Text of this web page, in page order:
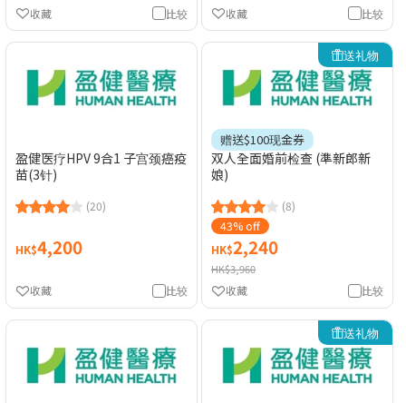
比较
收藏 比较
收藏
盈健医疗HPV 9合1 子宫颈癌疫
苗(3针)
(20)
HK$4,200
比较
收藏
送礼物
赠送$100现金券
双人全面婚前检查 (準新郎新
娘)
(8)
43% off
HK$2,240
HK$3,960
比较
收藏
送礼物